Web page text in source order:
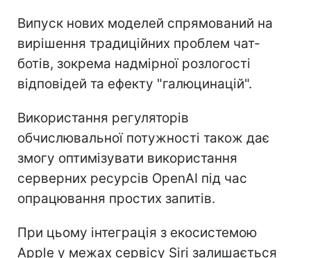
Випуск нових моделей спрямований на
вирішення традиційних проблем чат-
ботів, зокрема надмірної розлогості
відповідей та ефекту "галюцинацій".
Використання регуляторів
обчислювальної потужності також дає
змогу оптимізувати використання
серверних ресурсів OpenAI під час
опрацювання простих запитів.
При цьому інтеграція з екосистемою
Apple у межах сервісу Siri залишається